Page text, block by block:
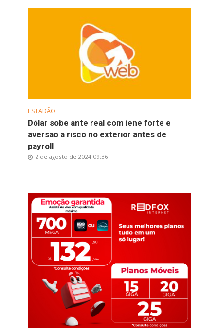
ESTADÃO
Dólar sobe ante real com iene forte e
aversão a risco no exterior antes de
payroll
2 de agosto de 2024 09:36